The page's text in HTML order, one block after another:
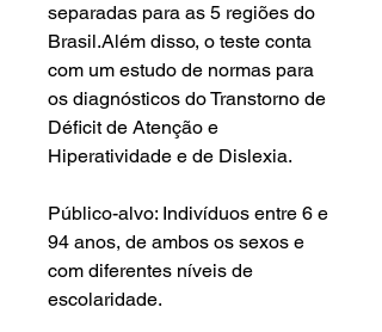
separadas para as 5 regiões do
Brasil.Além disso, o teste conta
com um estudo de normas para
os diagnósticos do Transtorno de
Déficit de Atenção e
Hiperatividade e de Dislexia.
Público-alvo: Indivíduos entre 6 e
94 anos, de ambos os sexos e
com diferentes níveis de
escolaridade.